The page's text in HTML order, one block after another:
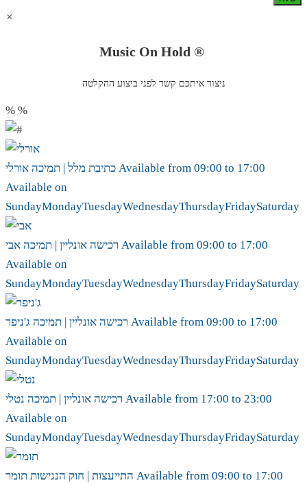
×
Music On Hold ®
ניצור איתכם קשר לפני ביצוע ההקלטה
% %
כתיבת מלל | תמיכה Available from 09:00 to 17:00
Available on
SundayMondayTuesdayWednesdayThursdayFridaySaturday
רכישה אונליין | תמיכה Available from 09:00 to 17:00
Available on
SundayMondayTuesdayWednesdayThursdayFridaySaturday
רכישה אונליין | תמיכה Available from 09:00 to 17:00
Available on
SundayMondayTuesdayWednesdayThursdayFridaySaturday
רכישה אונליין | תמיכה Available from 17:00 to 23:00
Available on
SundayMondayTuesdayWednesdayThursdayFridaySaturday
התייעצות | חוק הנגישות Available from 09:00 to 17:00